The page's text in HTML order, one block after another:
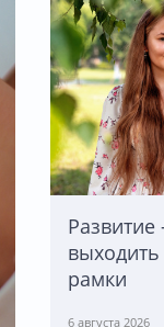
Развитие
рамки
6 августа 2026